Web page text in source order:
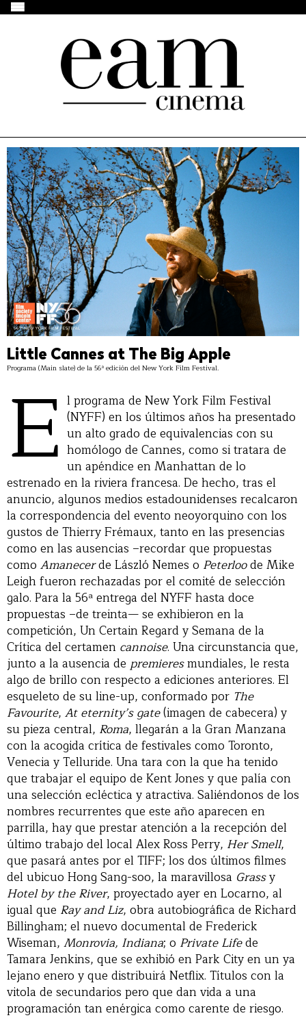
Little Cannes at The Big Apple
Programa (Main slate) de la 56ª edición del New York Film Festival.
E l programa de New York Film Festival
(NYFF) en los últimos años ha presentado
un alto grado de equivalencias con su
homólogo de Cannes, como si tratara de
un apéndice en Manhattan de lo
estrenado en la riviera francesa. De hecho, tras el
anuncio, algunos medios estadounidenses recalcaron
la correspondencia del evento neoyorquino con los
gustos de Thierry Frémaux, tanto en las presencias
como en las ausencias –recordar que propuestas
como Amanecerde László Nemes o Peterloode Mike
Leigh fueron rechazadas por el comité de selección
galo. Para la 56ª entrega del NYFF hasta doce
propuestas –de treinta— se exhibieron en la
competición, Un Certain Regard y Semana de la
Crítica del certamen cannoise. Una circunstancia que,
junto a la ausencia de premieresmundiales, le resta
algo de brillo con respecto a ediciones anteriores. El
esqueleto de su line-up, conformado por The
Favourite, At eternity’s gate(imagen de cabecera) y
su pieza central, Roma, llegarán a la Gran Manzana
con la acogida crítica de festivales como Toronto,
Venecia y Telluride. Una tara con la que ha tenido
que trabajar el equipo de Kent Jones y que palía con
una selección ecléctica y atractiva. Saliéndonos de los
nombres recurrentes que este año aparecen en
parrilla, hay que prestar atención a la recepción del
último trabajo del local Alex Ross Perry, Her Smell,
que pasará antes por el TIFF; los dos últimos filmes
del ubicuo Hong Sang-soo, la maravillosa Grassy
Hotel by the River, proyectado ayer en Locarno, al
igual que Ray and Liz, obra autobiográfica de Richard
Billingham; el nuevo documental de Frederick
Wiseman, Monrovia, Indiana; o Private Lifede
Tamara Jenkins, que se exhibió en Park City en un ya
lejano enero y que distribuirá Netflix. Títulos con la
vitola de secundarios pero que dan vida a una
programación tan enérgica como carente de riesgo.